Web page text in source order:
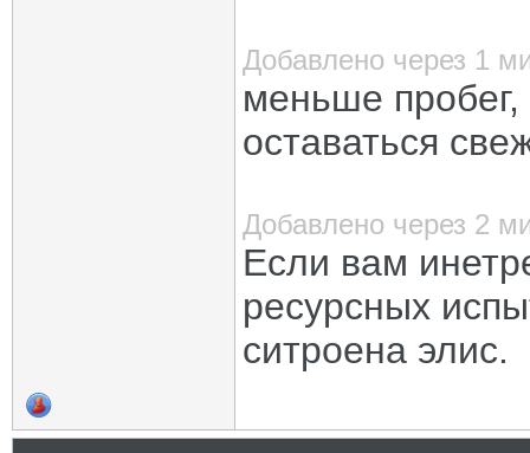
Добавлено через 1
меньше
оставаться
Добавлено через 2
Если вам
ресурсных
ситроена элис.